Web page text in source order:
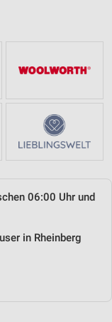
06:00 Uhr und
in Rheinberg